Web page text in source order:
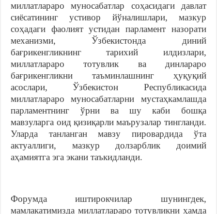
миллатлараро муносабатлар соҳасидаги давлат
сиёсатининг устивор йўналишлари, мазкур
соҳадаги фаолият устидан парламент назорати
механизми, Ўзбекистонда диний
бағрикенгликнинг тарихий илдизлари,
миллатлараро тотувлик ва динлараро
бағрикенгликни таъминлашнинг ҳуқуқий
асослари, Ўзбекистон Республикасида
миллатлараро муносабатларни мустаҳкамлашда
парламентнинг ўрни ва шу каби бошқа
мавзуларга оид қизиқарли маърузалар тингланди.
Уларда танланган мавзу пировардида ўта
актуаллиги, мазкур долзарблик доимий
аҳамиятга эга экани таъкидланди.
Форумда иштирокчилар шунингдек,
мамлакатимизда миллатлараро тотувликни ҳамда